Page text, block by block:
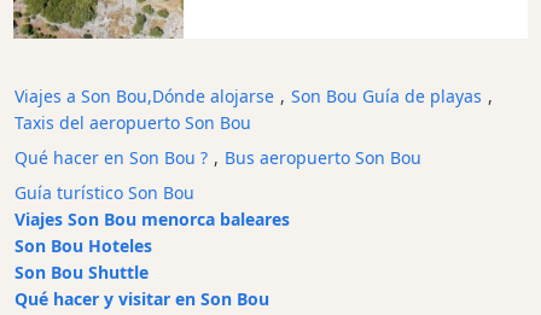
puerto
deportivo
turística
Empresa
Tour
y
Excursione
Viajes a Son Bou,Dónde alojarse , Son Bou Guía de playas ,
Taxis del aeropuerto Son Bou
Qué hacer en Son Bou ? , Bus aeropuerto Son Bou
Guía turístico Son Bou
Viajes Son Bou menorca baleares
Son Bou Hoteles
Son Bou Shuttle
Qué hacer y visitar en Son Bou